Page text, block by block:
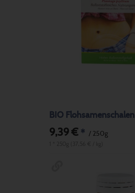
BIO Flohsamenschalen
9,39 € * / 250g